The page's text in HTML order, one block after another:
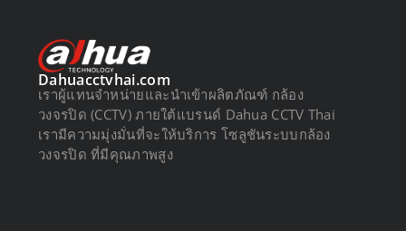
Dahuacctvhai.com
เราผู้แทนจำหน่ายและนำเข้าผลิตภัณฑ์ กล้อง
วงจรปิด (CCTV) ภายใต้แบรนด์ Dahua CCTV Thai
เรามีความมุ่งมั่นที่จะให้บริการ โซลูชันระบบกล้อง
วงจรปิด ที่มีคุณภาพสูง